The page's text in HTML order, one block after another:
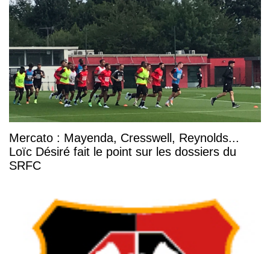
Mercato : Mayenda, Cresswell, Reynolds...
Loïc Désiré fait le point sur les dossiers du
SRFC